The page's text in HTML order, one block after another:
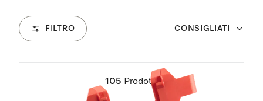
FILTRO CONSIGLIATI
105 Prodotti